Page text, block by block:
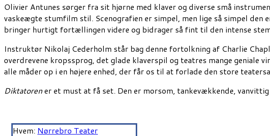
Olivier Antunes sørger fra sit hjørne med klaver og diverse små
vaskeægte stumfilm stil. Scenografien er simpel, men lige så simpel den
bringer hurtigt fortællingen videre og bidrager så fint til den intense
Instruktør Nikolaj Cederholm står bag denne fortolkning af Charlie
overdrevene kropssprog, det glade klaverspil og teatres mange geniale
alle måder op i en højere enhed, der får os til at forlade den store
Diktatorener et must at få set. Den er morsom, tankevækkende,
Hvem: Nørrebro Teater